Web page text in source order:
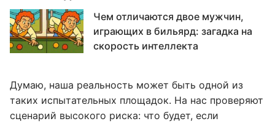
Чем отличаются двое мужчин,
играющих в бильярд: загадка на
скорость интеллекта
Думаю, наша реальность может быть одной из
таких испытательных площадок. На нас проверяют
сценарий высокого риска: что будет, если